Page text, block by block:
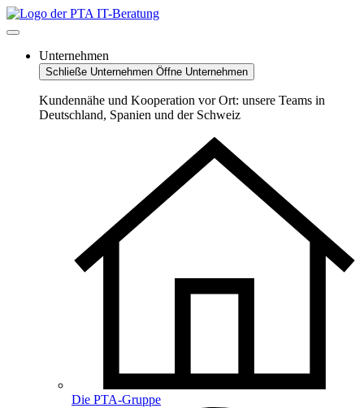
Zum
Inhalt
Unternehmen
Schließe Unternehmen Öffne Unternehmen
Kundennähe und Kooperation vor Ort: unsere Teams in
Deutschland, Spanien und der Schweiz
Die PTA-Gruppe